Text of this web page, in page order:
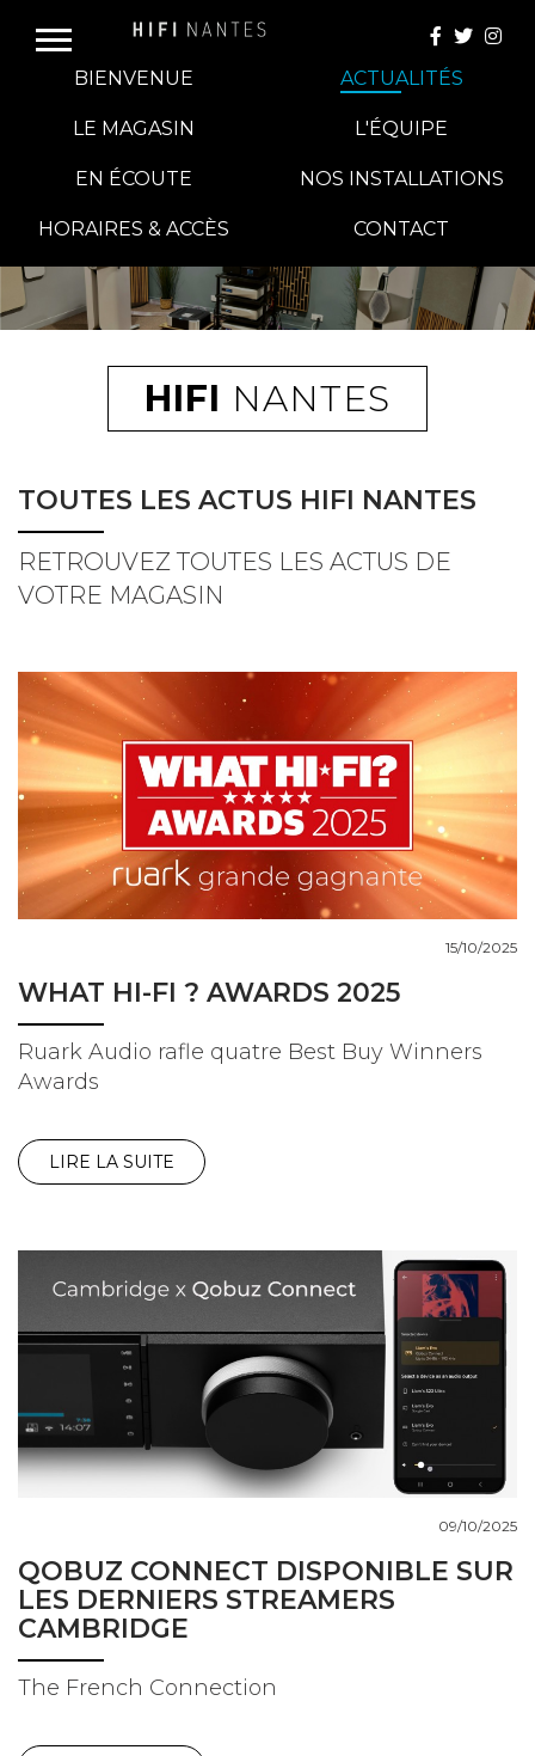
E-BOUTIQUE
HIFI GROUP
MAGASINS
BANCS D'ESSAI
COUPS DE COEUR
DOSSIERS
NOUS CONTACTER
BIENVENUE ACTUALITÉS
LE MAGASIN L'ÉQUIPE
EN ÉCOUTE NOS INSTALLATIONS
HORAIRES & ACCÈS CONTACT
HIFI NANTES
TOUTES LES ACTUS HIFI NANTES
RETROUVEZ TOUTES LES ACTUS DE
VOTRE MAGASIN
WHAT HI-FI ? AWARDS 2025
15/10/2025
Ruark Audio rafle quatre Best Buy Winners
Awards
LIRE LA SUITE
QOBUZ CONNECT DISPONIBLE SUR
LES DERNIERS STREAMERS
CAMBRIDGE
09/10/2025
The French Connection